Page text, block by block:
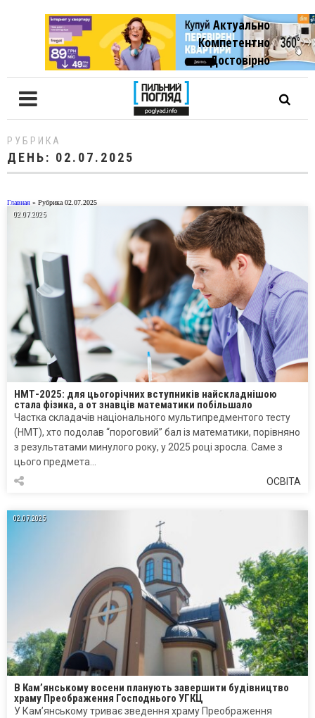
Актуально
Компетентно
Достовiрно
РУБРИКА
ДЕНЬ: 02.07.2025
Главная » Рубрика 02.07.2025
02.07.2025
НМТ-2025: для цьогорічних вступників найскладнішою
стала фізика, а от знавців математики побільшало
Частка складачів національного мультипредментого тесту
(НМТ), хто подолав “пороговий” бал із математики, порівняно
з результатами минулого року, у 2025 році зросла. Саме з
цього предмета…
ОСВІТА
02.07.2025
В Кам’янському восени планують завершити будівництво
храму Преображення Господнього УГКЦ
У Кам’янському триває зведення храму Преображення